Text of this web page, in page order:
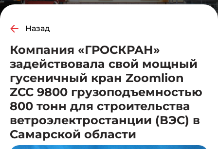
Назад
Компания «ГРОСКРАН»
задействовала свой мощный
гусеничный кран Zoomlion
ZCC 9800 грузоподъемностью
800 тонн для строительства
ветроэлектростанции (ВЭС) в
Самарской области